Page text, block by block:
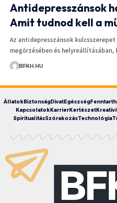
Antidepresszánsok
Amit tudnod kell a
Az antidepresszánsok
megőrzésében és
BFKH.HU
ÁllatokBiztonságDivatEgészség
KapcsolatokKarrierKertészet
SpiritualitásSzórakozásTechnológia